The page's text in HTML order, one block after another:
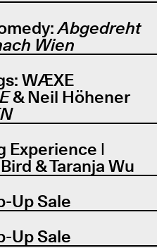
Abgedreht
Wien
WÆXE
& Neil Höhener
Experience |
& Taranja Wu
Up Sale
Up Sale